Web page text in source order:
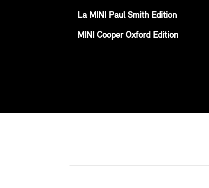
La MINI Paul Smith Edition
MINI Cooper Oxford Edition